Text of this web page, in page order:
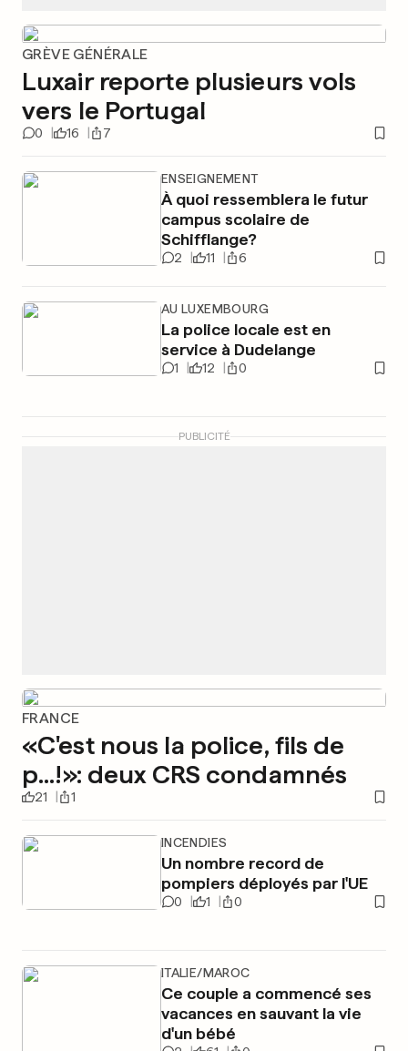
GRÈVE GÉNÉRALE
Luxair reporte plusieurs vols
vers le Portugal
0 16 7
ENSEIGNEMENT
À quoi ressemblera le futur
campus scolaire de
Schifflange?
2 11 6
AU LUXEMBOURG
La police locale est en
service à Dudelange
1 12 0
PUBLICITÉ
FRANCE
«C'est nous la police, fils de
p...!»: deux CRS condamnés
21 1
INCENDIES
Un nombre record de
pompiers déployés par l'UE
0 1 0
ITALIE/MAROC
Ce couple a commencé ses
vacances en sauvant la vie
d'un bébé